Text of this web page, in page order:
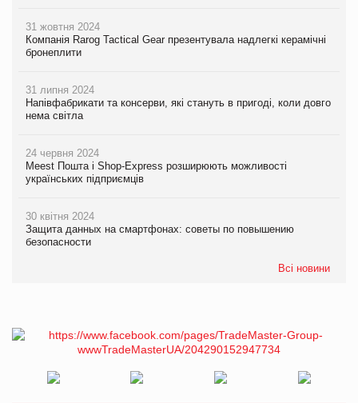
31 жовтня 2024
Компанія Rarog Tactical Gear презентувала надлегкі керамічні
бронеплити
31 липня 2024
Напівфабрикати та консерви, які стануть в пригоді, коли довго
нема світла
24 червня 2024
Meest Пошта і Shop-Express розширюють можливості
українських підприємців
30 квітня 2024
Защита данных на смартфонах: советы по повышению
безопасности
Всі новини